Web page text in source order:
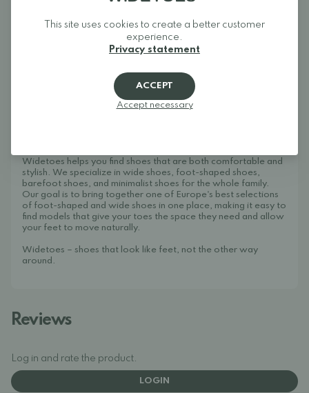
20 - 13.2 cm
21 - 13.9 cm
Widetoes helps you find shoes that are both comfortable and
stylish. We specialize in wide shoes, foot-shaped shoes,
barefoot shoes, and minimalist shoes for the whole family.
Our goal is to bring together one of Europe's best selections
of foot-shaped and wide shoes in one place, making it easy to
find models that give your toes the space they need and allow
your feet to move naturally.
Widetoes – shoes that look like feet, not the other way
around.
Reviews
Log in and rate the product.
LOGIN
This site uses cookies to create a better customer
experience.
Privacy statement
ACCEPT
Accept necessary